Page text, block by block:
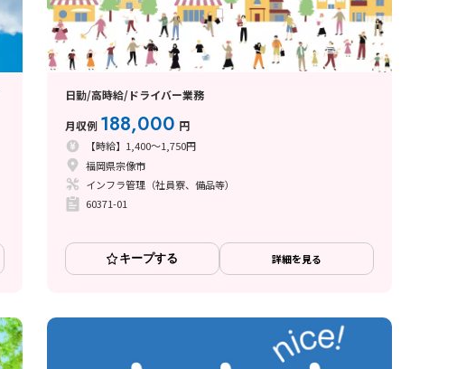
日勤/高時給/ドライバー業務
月収例 188,000 円
【時給】1,400～1,750円
福岡県宗像市
インフラ管理（社員寮、備品等）
60371-01
キープする 詳細を見る